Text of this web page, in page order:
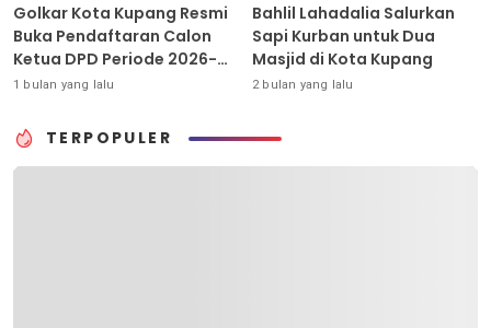
Golkar Kota Kupang Resmi
Buka Pendaftaran Calon
Ketua DPD Periode 2026-
2031
1 bulan yang lalu
Bahlil Lahadalia Salurkan
Sapi Kurban untuk Dua
Masjid di Kota Kupang
2 bulan yang lalu
TERPOPULER